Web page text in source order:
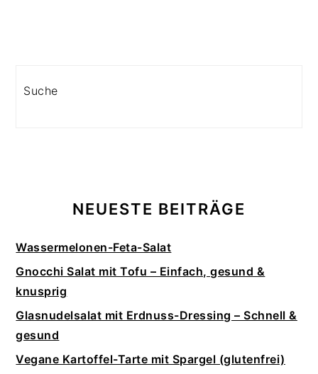
NEUESTE BEITRÄGE
Wassermelonen-Feta-Salat
Gnocchi Salat mit Tofu – Einfach, gesund &
knusprig
Glasnudelsalat mit Erdnuss-Dressing – Schnell &
gesund
Vegane Kartoffel-Tarte mit Spargel (glutenfrei)